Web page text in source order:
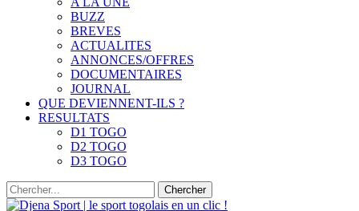
BUZZ
BREVES
ACTUALITES
ANNONCES/OFFRES
DOCUMENTAIRES
JOURNAL
QUE DEVIENNENT-ILS ?
RESULTATS
D1 TOGO
D2 TOGO
D3 TOGO